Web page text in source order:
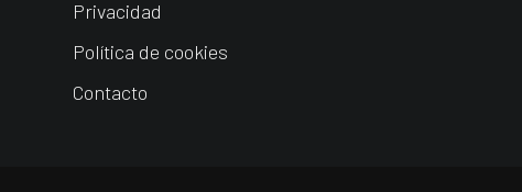
Privacidad
Política de cookies
Contacto